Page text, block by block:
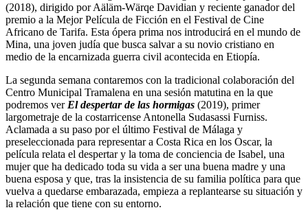
(2018), dirigido por Aäläm-Wärqe Davidian y reciente ganador del
premio a la Mejor Película de Ficción en el Festival de Cine
Africano de Tarifa. Esta ópera prima nos introducirá en el mundo de
Mina, una joven judía que busca salvar a su novio cristiano en
medio de la encarnizada guerra civil acontecida en Etiopía.
La segunda semana contaremos con la tradicional colaboración del
Centro Municipal Tramalena en una sesión matutina en la que
podremos ver El despertar de las hormigas (2019), primer
largometraje de la costarricense Antonella Sudasassi Furniss.
Aclamada a su paso por el último Festival de Málaga y
preseleccionada para representar a Costa Rica en los Oscar, la
película relata el despertar y la toma de conciencia de Isabel, una
mujer que ha dedicado toda su vida a ser una buena madre y una
buena esposa y que, tras la insistencia de su familia política para que
vuelva a quedarse embarazada, empieza a replantearse su situación y
la relación que tiene con su entorno.